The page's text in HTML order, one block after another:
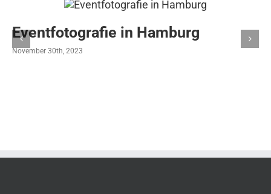
Eventfotografie in Hamburg
November 30th, 2023